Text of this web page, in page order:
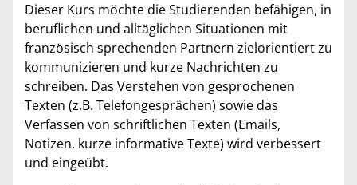
Dieser Kurs möchte die Studierenden befähigen, in
beruflichen und alltäglichen Situationen mit
französisch sprechenden Partnern zielorientiert zu
kommunizieren und kurze Nachrichten zu
schreiben. Das Verstehen von gesprochenen
Texten (z.B. Telefongesprächen) sowie das
Verfassen von schriftlichen Texten (Emails,
Notizen, kurze informative Texte) wird verbessert
und eingeübt.